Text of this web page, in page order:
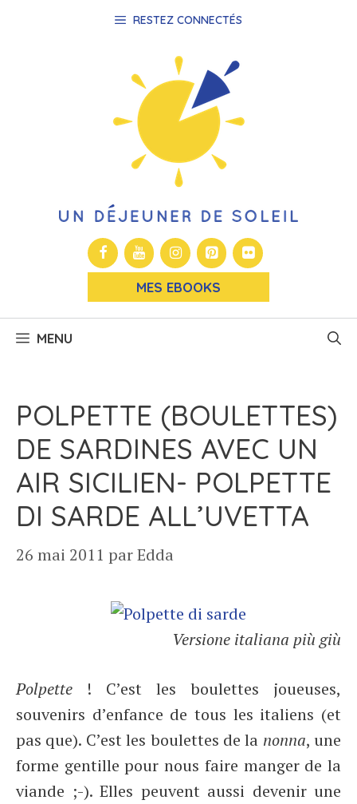
RESTEZ CONNECTÉS
MES EBOOKS
MENU
POLPETTE (BOULETTES)
DE SARDINES AVEC UN
AIR SICILIEN- POLPETTE
DI SARDE ALL’UVETTA
26 mai 2011 parEdda
Versione italiana più giù
Polpette ! C’est les boulettes joueuses,
souvenirs d’enfance de tous les italiens (et
pas que). C’est les boulettes de la nonna, une
forme gentille pour nous faire manger de la
viande ;-). Elles peuvent aussi devenir une